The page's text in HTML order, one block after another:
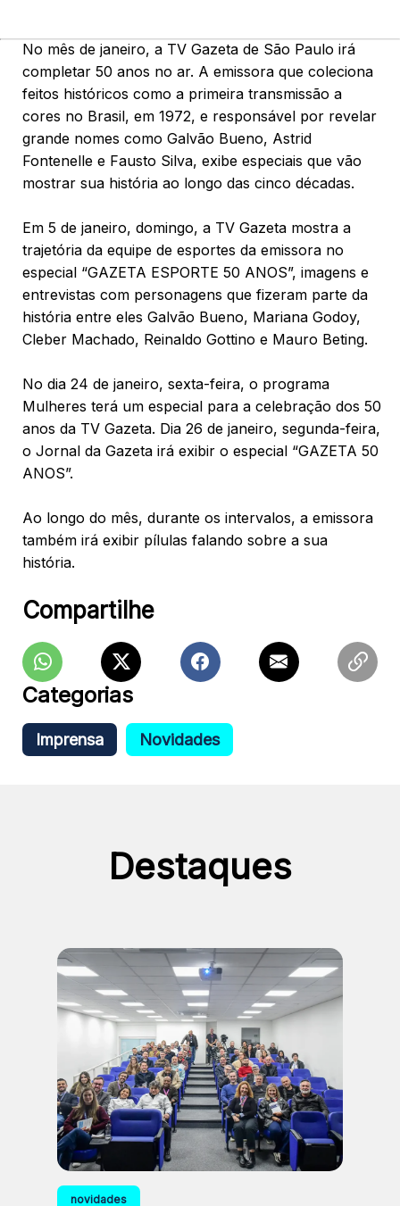
No mês de janeiro, a TV Gazeta de São Paulo irá
completar 50 anos no ar. A emissora que coleciona
feitos históricos como a primeira transmissão a
cores no Brasil, em 1972, e responsável por revelar
grande nomes como Galvão Bueno, Astrid
Fontenelle e Fausto Silva, exibe especiais que vão
mostrar sua história ao longo das cinco décadas.
Em 5 de janeiro, domingo, a TV Gazeta mostra a
trajetória da equipe de esportes da emissora no
especial “GAZETA ESPORTE 50 ANOS”, imagens e
entrevistas com personagens que fizeram parte da
história entre eles Galvão Bueno, Mariana Godoy,
Cleber Machado, Reinaldo Gottino e Mauro Beting.
No dia 24 de janeiro, sexta-feira, o programa
Mulheres terá um especial para a celebração dos 50
anos da TV Gazeta. Dia 26 de janeiro, segunda-feira,
o Jornal da Gazeta irá exibir o especial “GAZETA 50
ANOS”.
Ao longo do mês, durante os intervalos, a emissora
também irá exibir pílulas falando sobre a sua
história.
Compartilhe
Categorias
Imprensa Novidades
Destaques
novidades